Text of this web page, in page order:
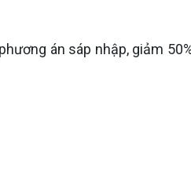
án sáp nhập, giảm